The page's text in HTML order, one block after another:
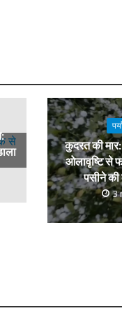
कुदरत की
ओलावृष्टि से
पसीने की
3